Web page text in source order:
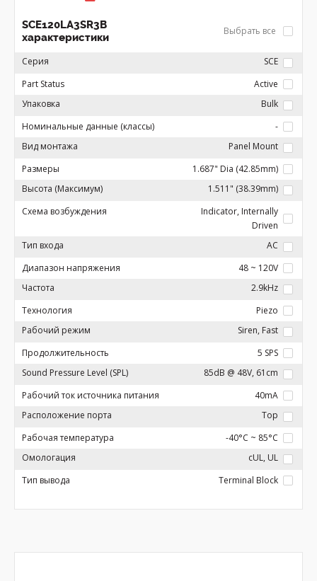
SCE120LA3SR3B
характеристики
Выбрать все
Серия
SCE
Part Status
Active
Упаковка
Bulk
Номинальные данные (классы)
-
Вид монтажа
Panel Mount
Размеры
1.687" Dia (42.85mm)
Высота (Максимум)
1.511" (38.39mm)
Схема возбуждения
Indicator, Internally
Driven
Тип входа
AC
Диапазон напряжения
48 ~ 120V
Частота
2.9kHz
Технология
Piezo
Рабочий режим
Siren, Fast
Продолжительность
5 SPS
Sound Pressure Level (SPL)
85dB @ 48V, 61cm
Рабочий ток источника питания
40mA
Расположение порта
Top
Рабочая температура
-40°C ~ 85°C
Омологация
cUL, UL
Тип вывода
Terminal Block